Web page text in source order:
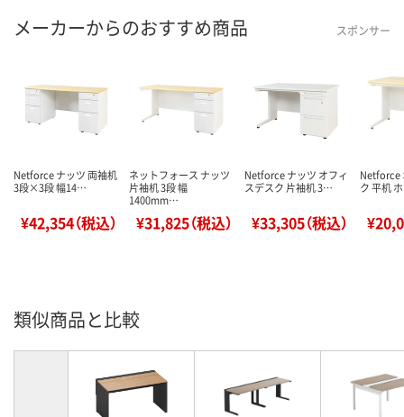
メーカーからのおすすめ商品 スポンサー
Netforce ナッツ 両袖机
3段×3段 幅14…
¥42,354（税込）
ネットフォース ナッツ
片袖机 3段 幅
1400mm…
¥31,825（税込）
Netforce ナッツ オフィ
スデスク 片袖机 3…
¥33,305（税込）
Netforce
ク 平机
類似商品と比較